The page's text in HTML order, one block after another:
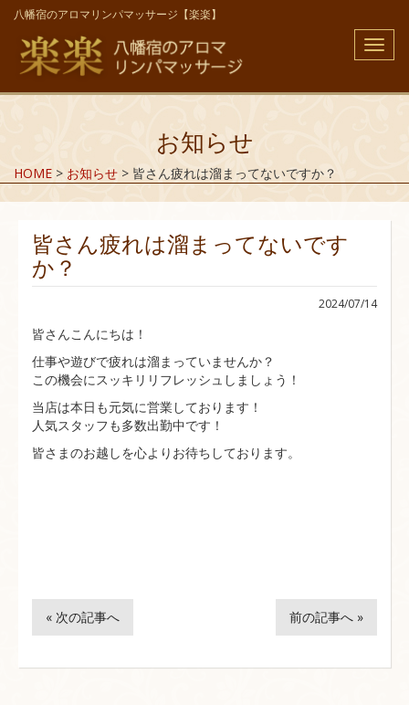
八幡宿のアロマリンパマッサージ【楽楽】
メ
ニ
お知らせ
HOME > お知らせ > 皆さん疲れは溜まってないですか？
皆さん疲れは溜まってないです
か？
2024/07/14
皆さんこんにちは！
仕事や遊びで疲れは溜まっていませんか？
この機会にスッキリリフレッシュしましょう！
当店は本日も元気に営業しております！
人気スタッフも多数出勤中です！
皆さまのお越しを心よりお待ちしております。
« 次の記事へ 前の記事へ »